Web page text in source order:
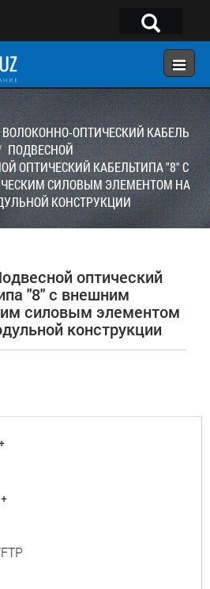
×
УСЛУГИ
ВОЛОКОННО-ОПТИЧЕСКИЙ КАБЕЛЬ
ПОДВЕСНОЙ
ОПТИЧЕСКИЙ КАБЕЛЬТИПА "8" С
СИЛОВЫМ ЭЛЕМЕНТОМ НА
КОНСТРУКЦИИ
оптический
"8" с внешним
силовым элементом
конструкции
+